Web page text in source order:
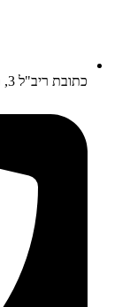
כתובת ריב"ל 3, תל-אביב 6777834